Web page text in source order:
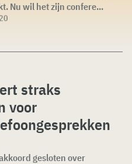
Nu wil het zijn confere...
straks
voor
gesloten over